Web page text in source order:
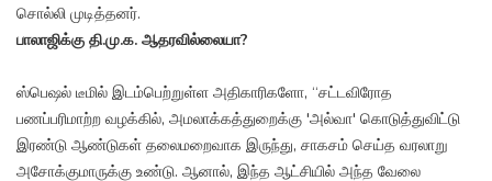
சொல்லி முடித்தனர்.
பாலாஜிக்கு தி.மு.க. ஆதரவில்லையா?
ஸ்பெஷல் டீமில் இடம்பெற்றுள்ள அதிகாரிகளோ, “சட்டவிரோத
பணப்பரிமாற்ற வழக்கில், அமலாக்கத்துறைக்கு 'அல்வா' கொடுத்துவிட்டு
இரண்டு ஆண்டுகள் தலைமறைவாக இருந்து, சாகசம் செய்த வரலாறு
அசோக்குமாருக்கு உண்டு. ஆனால், இந்த ஆட்சியில் அந்த வேலை